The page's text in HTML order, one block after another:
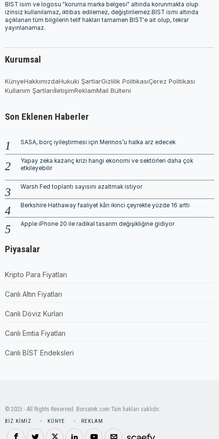
BIST isim ve logosu "koruma marka belgesi" altında korunmakta olup
izinsiz kullanılamaz, iktibas edilemez, değiştirilemez.BIST ismi altında
açıklanan tüm bilgilerin telif hakları tamamen BIST'e ait olup, tekrar
yayınlanamaz.
Kurumsal
KünyeHakkımızdaHukuki ŞartlarGizlilik PolitikasıÇerez Politikası
Kullanım ŞartlarıİletişimReklamMail Bülteni
Son Eklenen Haberler
SASA, borç iyileştirmesi için Merinos’u halka arz edecek
Yapay zeka kazanç krizi hangi ekonomi ve sektörleri daha çok
etkileyebilir
Warsh Fed toplantı sayısını azaltmak istiyor
Berkshire Hathaway faaliyet kârı ikinci çeyrekte yüzde 16 arttı
Apple iPhone 20 ile radikal tasarım değişikliğine gidiyor
Piyasalar
Kripto Para Fiyatları
Canlı Altın Fiyatları
Canlı Döviz Kurları
Canlı Emtia Fiyatları
Canlı BİST Endeksleri
© 2025 - All Rights Reserved. Borsatek.com Tüm hakları saklıdır.
BIZ KIMIZ KÜNYE REKLAM